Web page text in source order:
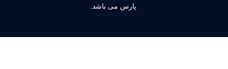
پارس می باشد.